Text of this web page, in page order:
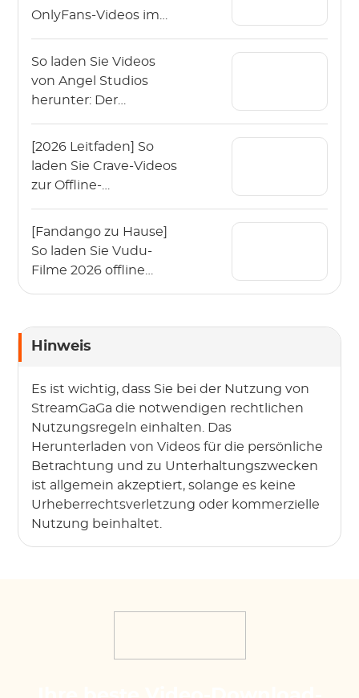
OnlyFans-Videos im
So laden Sie Videos
von Angel Studios
herunter: Der
PC)
[2026 Leitfaden] So
laden Sie Crave-Videos
zur Offline-
herunter?
[Fandango zu Hause]
So laden Sie Vudu-
Filme 2026 offline
Hinweis
Es ist wichtig, dass Sie bei der Nutzung von
StreamGaGa die notwendigen rechtlichen
Nutzungsregeln einhalten. Das
Herunterladen von Videos für die persönliche
Betrachtung und zu Unterhaltungszwecken
ist allgemein akzeptiert, solange es keine
Urheberrechtsverletzung oder kommerzielle
Nutzung beinhaltet.